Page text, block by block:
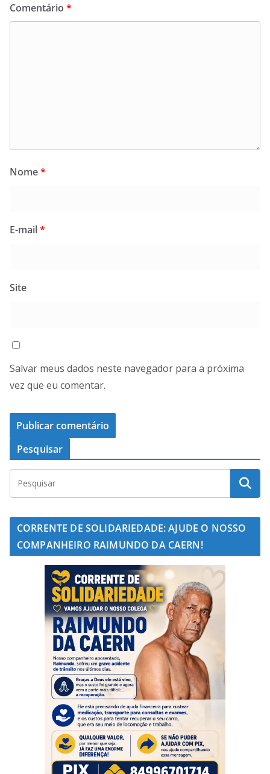
Comentário *
Nome*
E-mail*
Site
Salvar meus dados neste navegador para a próxima
vez que eu comentar.
Pesquisar
CORRENTE DE SOLIDARIEDADE: AJUDE O NOSSO
COMPANHEIRO RAIMUNDO DA CAERN!